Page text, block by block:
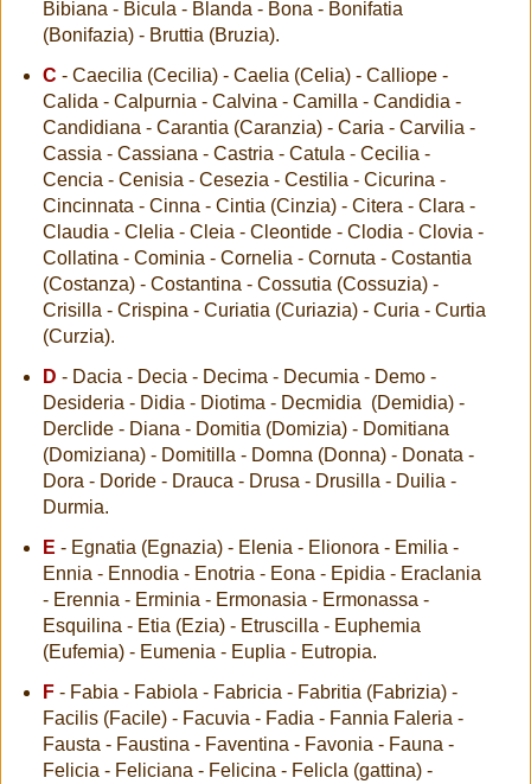
Bibiana - Bicula - Blanda - Bona - Bonifatia
(Bonifazia) - Bruttia (Bruzia).
C - Caecilia (Cecilia) - Caelia (Celia) - Calliope -
Calida - Calpurnia - Calvina - Camilla - Candidia -
Candidiana - Carantia (Caranzia) - Caria - Carvilia -
Cassia - Cassiana - Castria - Catula - Cecilia -
Cencia - Cenisia - Cesezia - Cestilia - Cicurina -
Cincinnata - Cinna - Cintia (Cinzia) - Citera - Clara -
Claudia - Clelia - Cleia - Cleontide - Clodia - Clovia -
Collatina - Cominia - Cornelia - Cornuta - Costantia
(Costanza) - Costantina - Cossutia (Cossuzia) -
Crisilla - Crispina - Curiatia (Curiazia) - Curia - Curtia
(Curzia).
D - Dacia - Decia - Decima - Decumia - Demo -
Desideria - Didia - Diotima - Decmidia (Demidia) -
Derclide - Diana - Domitia (Domizia) - Domitiana
(Domiziana) - Domitilla - Domna (Donna) - Donata -
Dora - Doride - Drauca - Drusa - Drusilla - Duilia -
Durmia.
E - Egnatia (Egnazia) - Elenia - Elionora - Emilia -
Ennia - Ennodia - Enotria - Eona - Epidia - Eraclania
- Erennia - Erminia - Ermonasia - Ermonassa -
Esquilina - Etia (Ezia) - Etruscilla - Euphemia
(Eufemia) - Eumenia - Euplia - Eutropia.
F- Fabia - Fabiola - Fabricia - Fabritia (Fabrizia) -
Facilis (Facile) - Facuvia - Fadia - Fannia Faleria -
Fausta - Faustina - Faventina - Favonia - Fauna -
Felicia - Feliciana - Felicina - Felicla (gattina) -